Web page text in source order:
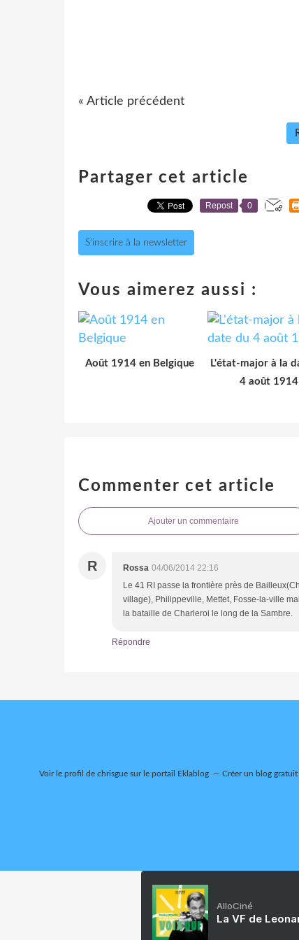
« Article précédent
Partager cet article
Repost 0
S'inscrire à la newsletter
Vous aimerez aussi :
Août 1914 en Belgique
L'état-major à la
4 août 1914
Commenter cet article
Ajouter un commentaire
R Rossa 04/06/2014 22:16
Le 41 RI passe la frontière près de
village), Philippeville, Mettet, Fosse-la-ville
la bataille de Charleroi le long de la Sambre.
Répondre
Voir le profil de chrisguesur le portail Eklablog Créer un blog gratuit
AlloCiné
La VF de